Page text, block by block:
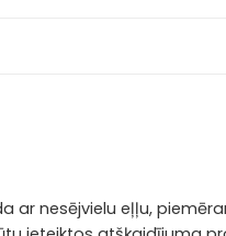
nesējvielu eļļu,